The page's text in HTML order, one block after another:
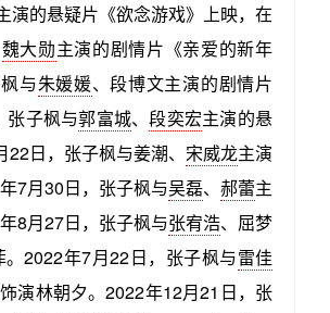
演的悬疑片《欲念游戏》上映，在
魏大勋主演的剧情片《亲爱的新年
与朱媛媛、段博文主演的剧情片
张子枫与郭富城、段奕宏主演的悬
日，张子枫与姜潮、 宋威龙主演
7月30日，张子枫与吴磊、 郝蕾主
8月27日，张子枫与张宥浩、屈梦
2022年7月22日，张子枫与雷佳
演林朝夕。2022年12月21日，张